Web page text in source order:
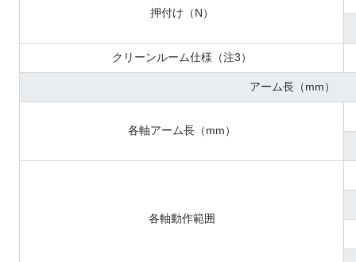
押付け（N）
クリーンルーム仕様（注3）
アーム長（mm）
各軸アーム長（mm）
各軸動作範囲